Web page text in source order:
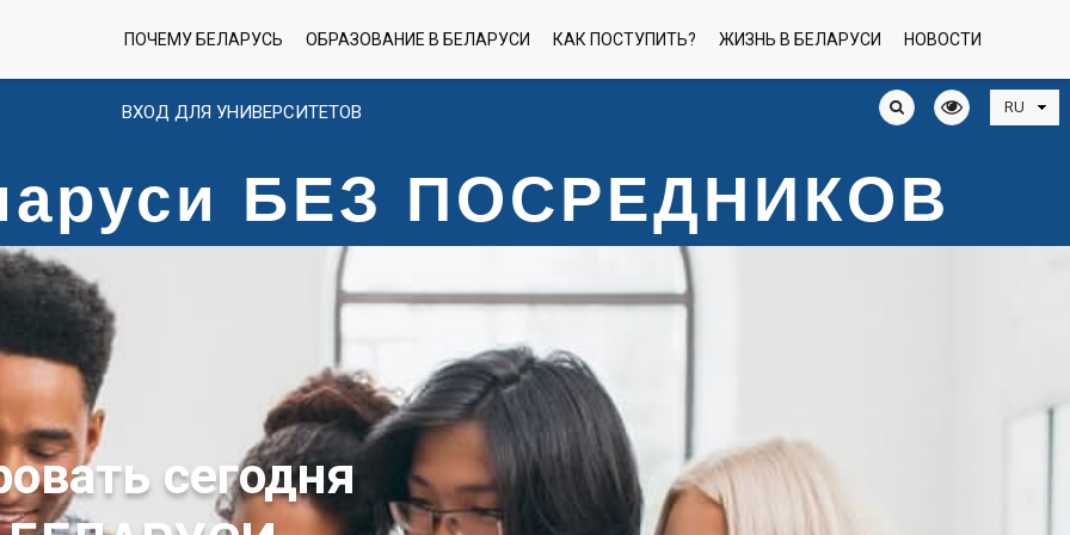
ВХОД ДЛЯ УНИВЕРСИТЕТОВ
ПОЧЕМУ БЕЛАРУСЬ ОБРАЗОВАНИЕ В БЕЛАРУСИ КАК ПОСТУПИТЬ? ЖИЗНЬ В БЕЛАРУСИ НОВОСТИ
БЕЗ ПОСРЕДНИКОВ
сегодня